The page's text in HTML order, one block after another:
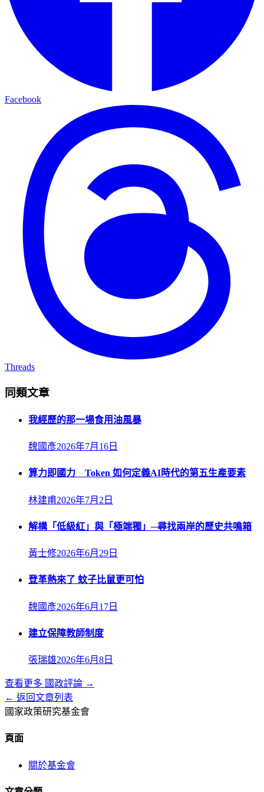
Facebook
Threads
同類文章
我經歷的那一場食用油風暴
魏國彥2026年7月16日
算力即國力 Token 如何定義AI時代的第五生產要素
林建甫2026年7月2日
解構「低級紅」與「極端獨」─尋找兩岸的歷史共鳴箱
黃士修2026年6月29日
登革熱來了 蚊子比鼠更可怕
魏國彥2026年6月17日
建立保障教師制度
張瑞雄2026年6月8日
查看更多 國政評論 →
← 返回文章列表
國家政策研究基金會
頁面
關於基金會